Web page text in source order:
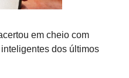
em cheio com
dos últimos